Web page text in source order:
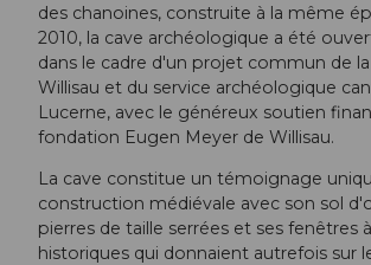
des chanoines, construite à la même
2010, la cave archéologique a été
dans le cadre d'un projet commun de
Willisau et du service archéologique
Lucerne, avec le généreux soutien
fondation Eugen Meyer de Willisau.
La cave constitue un témoignage
construction médiévale avec son sol
pierres de taille serrées et ses fenêtres
historiques qui donnaient autrefois sur